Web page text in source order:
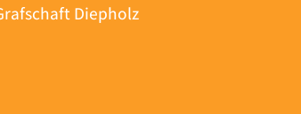
Diepholz